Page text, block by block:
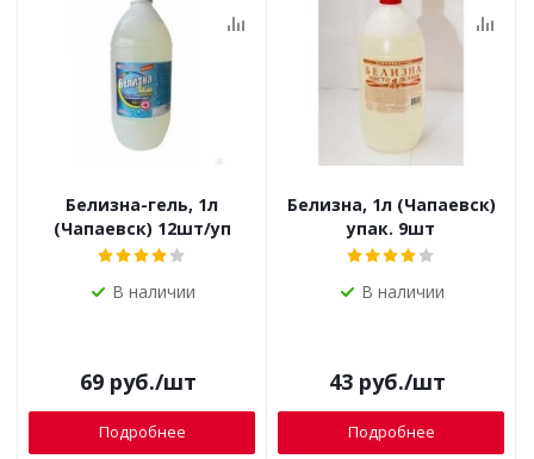
Белизна-гель, 1л
(Чапаевск) 12шт/уп
В наличии
69руб./шт
Подробнее
Белизна, 1л (Чапаевск)
упак. 9шт
В наличии
43руб./шт
Подробнее